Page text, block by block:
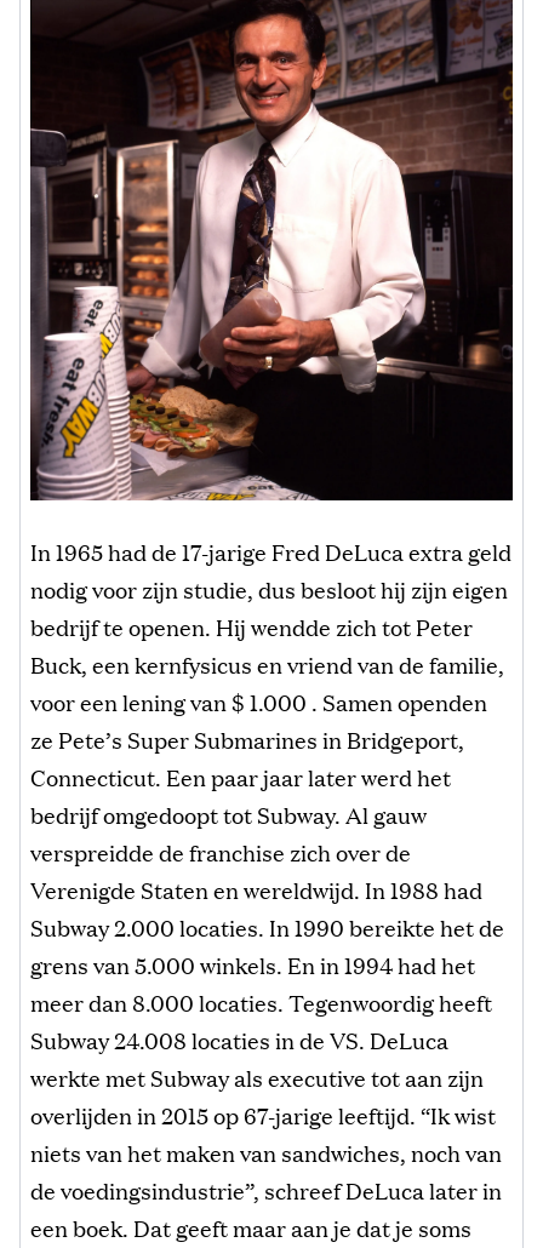
In 1965 had de 17-jarige Fred DeLuca extra geld
nodig voor zijn studie, dus besloot hij zijn eigen
bedrijf te openen. Hij wendde zich tot Peter
Buck, een kernfysicus en vriend van de familie,
voor een lening van $ 1.000 . Samen openden
ze Pete’s Super Submarines in Bridgeport,
Connecticut. Een paar jaar later werd het
bedrijf omgedoopt tot Subway. Al gauw
verspreidde de franchise zich over de
Verenigde Staten en wereldwijd. In 1988 had
Subway 2.000 locaties. In 1990 bereikte het de
grens van 5.000 winkels. En in 1994 had het
meer dan 8.000 locaties. Tegenwoordig heeft
Subway 24.008 locaties in de VS. DeLuca
werkte met Subway als executive tot aan zijn
overlijden in 2015 op 67-jarige leeftijd. “Ik wist
niets van het maken van sandwiches, noch van
de voedingsindustrie”, schreef DeLuca later in
een boek. Dat geeft maar aan je dat je soms